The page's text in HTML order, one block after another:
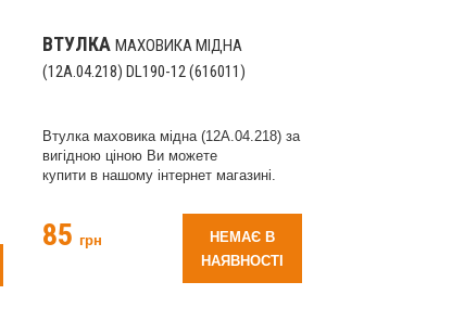
ВТУЛКА МАХОВИКА МІДНА
(12A.04.218) DL190-12 (616011)
Втулка маховика мідна (12A.04.218) за
вигідною ціною Ви можете
купити в нашому інтернет магазині.
85 грн
НЕМАЄ В
НАЯВНОСТІ